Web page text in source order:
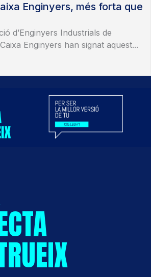
Enginyers, més forta que
d’Enginyers Industrials de
Enginyers han signat aquest...